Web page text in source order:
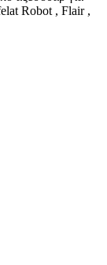
Robot , Flair ,